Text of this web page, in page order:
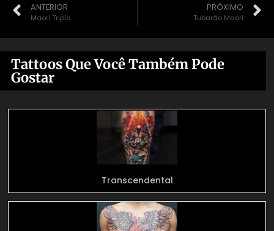
ANTERIOR
Maori Tripla
PRÓXIMO
Tubarão Maori
Tattoos Que Você Também Pode
Gostar
Transcendental